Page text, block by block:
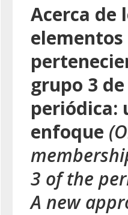
Acerca de
elementos
grupo 3
periódica:
enfoque
3 of the
A new